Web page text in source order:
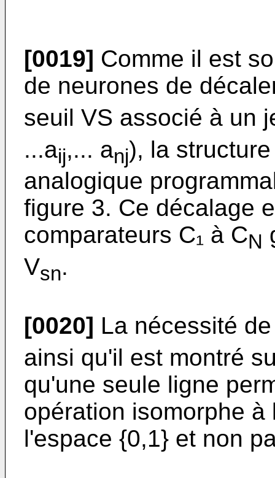
[0019] Comme il est
de neurones de
seuil VS associé à un
...aij,... anj), la
analogique
figure 3. Ce décalage
comparateurs C₁ à CN
Vsn.
[0020] La nécessité
ainsi qu'il est montré
qu'une seule ligne
opération isomorphe
l'espace {0,1} et non